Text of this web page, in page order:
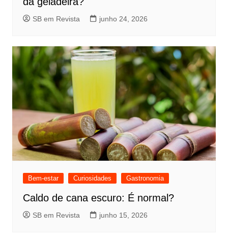
SB em Revista junho 24, 2026
Bem-estar Curiosidades Gastronomia
Caldo de cana escuro: É normal?
SB em Revista junho 15, 2026